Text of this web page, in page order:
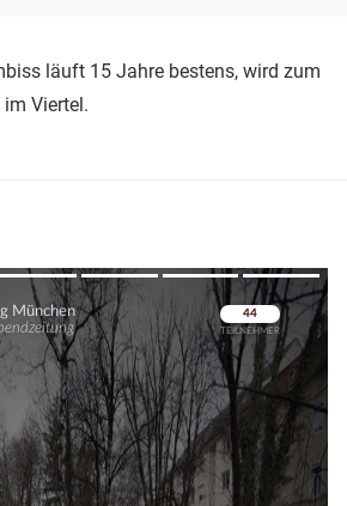
läuft 15 Jahre bestens, wird zum
Viertel.
Überspringen